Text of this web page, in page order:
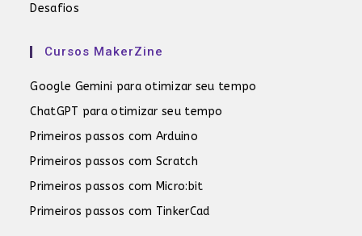
Desafios
Cursos MakerZine
Google Gemini para otimizar seu tempo
ChatGPT para otimizar seu tempo
Primeiros passos com Arduino
Primeiros passos com Scratch
Primeiros passos com Micro:bit
Primeiros passos com TinkerCad